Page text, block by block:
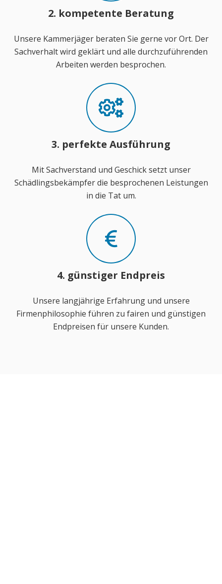
2. kompetente Beratung
Unsere Kammerjäger beraten Sie gerne vor Ort. Der
Sachverhalt wird geklärt und alle durchzuführenden
Arbeiten werden besprochen.
3. perfekte Ausführung
Mit Sachverstand und Geschick setzt unser
Schädlingsbekämpfer die besprochenen Leistungen
in die Tat um.
4. günstiger Endpreis
Unsere langjährige Erfahrung und unsere
Firmenphilosophie führen zu fairen und günstigen
Endpreisen für unsere Kunden.